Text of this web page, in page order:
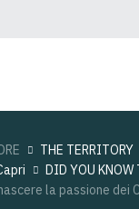
THE TERRITORY
DID YOU KNOW
la passione dei